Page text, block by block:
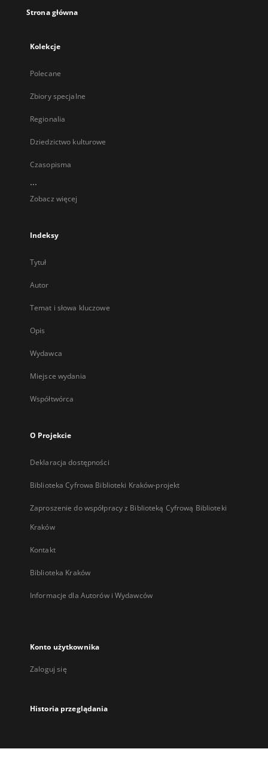
Strona główna
Kolekcje
Polecane
Zbiory specjalne
Regionalia
Dziedzictwo kulturowe
Czasopisma
...
Zobacz więcej
Indeksy
Tytuł
Autor
Temat i słowa kluczowe
Opis
Wydawca
Miejsce wydania
Współtwórca
O Projekcie
Deklaracja dostępności
Biblioteka Cyfrowa Biblioteki Kraków-projekt
Zaproszenie do współpracy z Biblioteką Cyfrową Biblioteki
Kraków
Kontakt
Biblioteka Kraków
Informacje dla Autorów i Wydawców
Konto użytkownika
Zaloguj się
Historia przeglądania